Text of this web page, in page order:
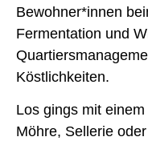
Bewohner*innen
Fermentation und
Köstlichkeiten.
Los gings mit
Möhre, Sellerie